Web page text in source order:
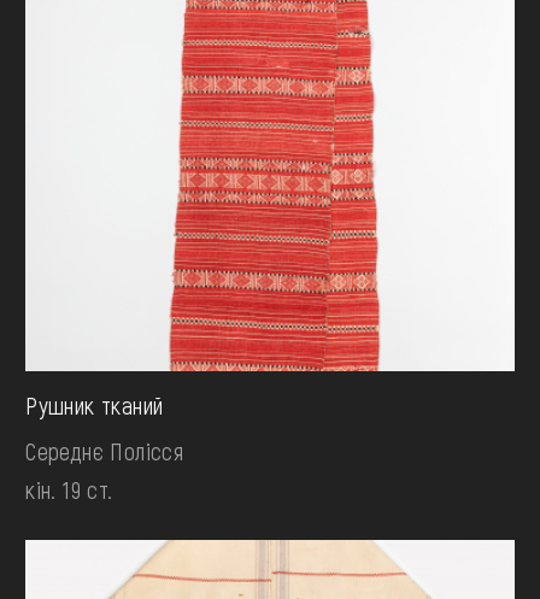
Рушник тканий
Середнє Полісся
кін. 19 ст.